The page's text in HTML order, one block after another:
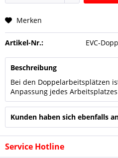
Preis anfragen
Merken
Artikel-Nr.: EVC-
Beschreibung
Bei den Doppelarbeitsplätzen
Anpassung jedes
Kunden haben sich ebenfalls
Service Hotline